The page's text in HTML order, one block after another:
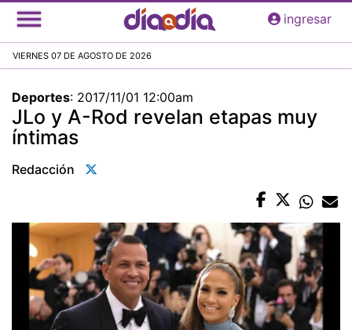
Pasar
al
principal
ingresar
VIERNES 07 DE AGOSTO DE 2026
Deportes: 2017/11/01 12:00am
JLo y A-Rod revelan etapas muy
íntimas
Redacción